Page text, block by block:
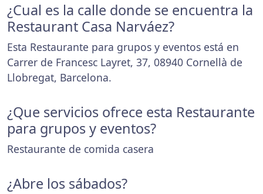
¿Cual es la calle donde se encuentra la
Restaurant Casa Narváez?
Esta Restaurante para grupos y eventos está en
Carrer de Francesc Layret, 37, 08940 Cornellà de
Llobregat, Barcelona.
¿Que servicios ofrece esta Restaurante
para grupos y eventos?
Restaurante de comida casera
¿Abre los sábados?